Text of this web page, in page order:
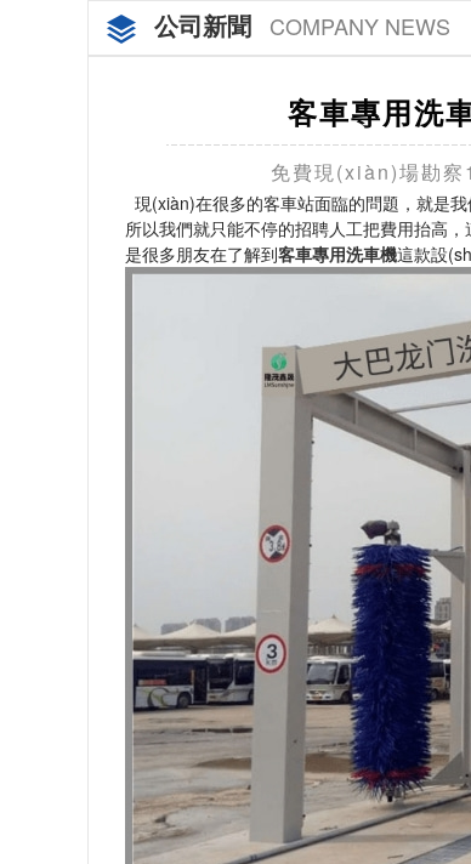
公司新聞 COMPANY NEWS
客車專用洗
免費現(xiàn)場勘
現(xiàn)在很多的客車站面臨的問題，就是我
所以我們就只能不停的招聘人工把費用抬高，這
是很多朋友在了解到客車專用洗車機這款設